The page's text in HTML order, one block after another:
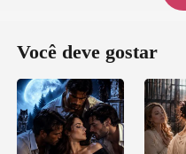
Você deve gostar